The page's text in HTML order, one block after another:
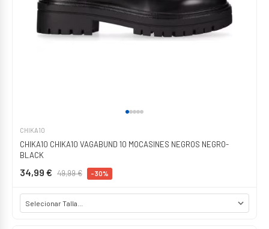
CHIKA10
CHIKA10 CHIKA10 VAGABUND 10 MOCASINES NEGROS NEGRO-
BLACK
34,99 € 49,99 € -30%